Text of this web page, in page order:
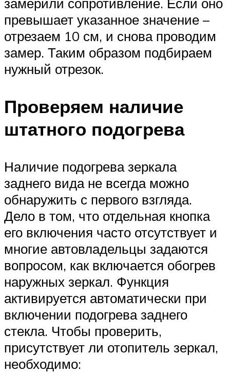
превышает указанное значение –
отрезаем 10 см, и снова проводим
замер. Таким образом подбираем
нужный отрезок.
Проверяем наличие
штатного подогрева
Наличие подогрева зеркала
заднего вида не всегда можно
обнаружить с первого взгляда.
Дело в том, что отдельная кнопка
его включения часто отсутствует и
многие автовладельцы задаются
вопросом, как включается обогрев
наружных зеркал. Функция
активируется автоматически при
включении подогрева заднего
стекла. Чтобы проверить,
присутствует ли отопитель зеркал,
необходимо: